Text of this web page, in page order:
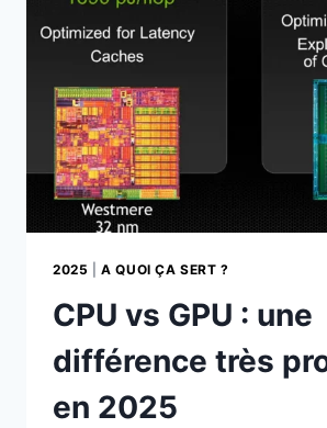
CHERS
2025 |A QUOI ÇA SERT ?
CPU vs GPU : une
différence très
en 2025